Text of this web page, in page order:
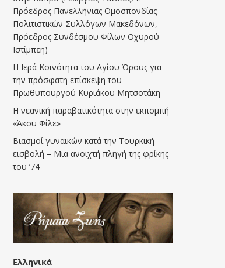
Πρόεδρος Πανελλήνιας Ομοσπονδίας
Πολιτιστικών Συλλόγων Μακεδόνων,
Πρόεδρος Συνδέσμου Φίλων Οχυρού
Ιστίμπεη)
Η Ιερά Κοινότητα του Αγίου Όρους για
την πρόσφατη επίσκεψη του
Πρωθυπουργού Κυριάκου Μητσοτάκη
Η νεανική παραβατικότητα στην εκπομπή
«Άκου Φίλε»
Βιασμοί γυναικών κατά την Τουρκική
εισβολή – Μια ανοιχτή πληγή της φρίκης
του ’74
Ελληνικά